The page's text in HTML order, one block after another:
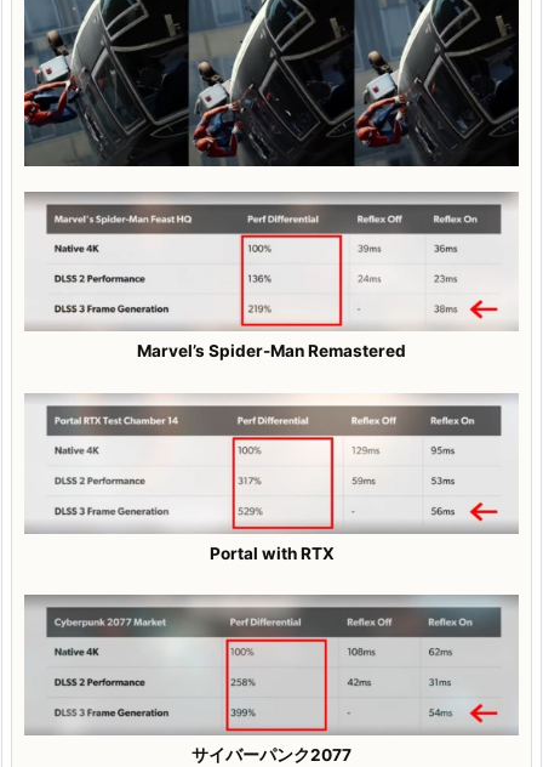
Marvel’s Spider-Man Remastered
Portal with RTX
サイバーパンク2077